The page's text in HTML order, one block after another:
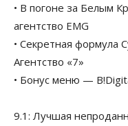
• В погоне за Белым
агентство EMG
• Секретная формула
Агентство «7»
• Бонус меню —
9.1: Лучшая